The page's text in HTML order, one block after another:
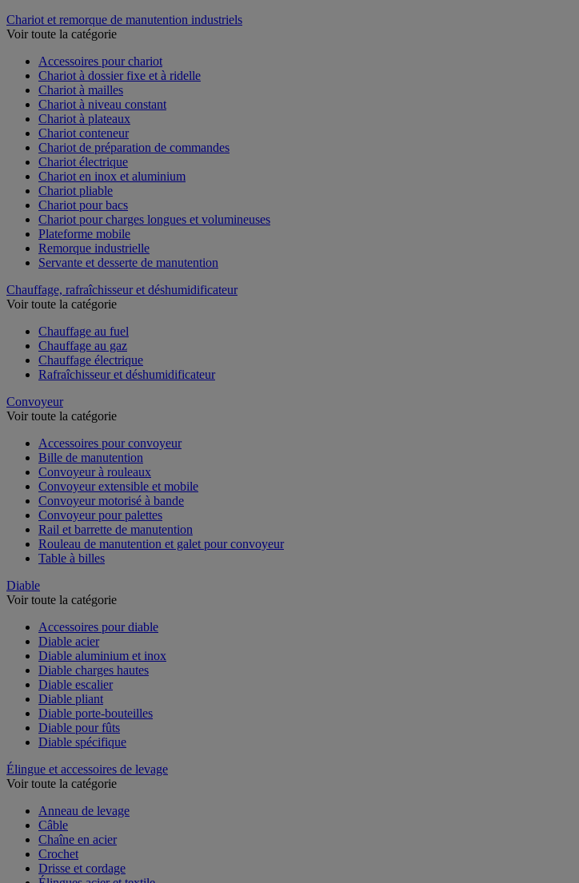
Chariot et remorque de manutention industriels
Voir toute la catégorie
Accessoires pour chariot
Chariot à dossier fixe et à ridelle
Chariot à mailles
Chariot à niveau constant
Chariot à plateaux
Chariot conteneur
Chariot de préparation de commandes
Chariot électrique
Chariot en inox et aluminium
Chariot pliable
Chariot pour bacs
Chariot pour charges longues et volumineuses
Plateforme mobile
Remorque industrielle
Servante et desserte de manutention
Chauffage, rafraîchisseur et déshumidificateur
Voir toute la catégorie
Chauffage au fuel
Chauffage au gaz
Chauffage électrique
Rafraîchisseur et déshumidificateur
Convoyeur
Voir toute la catégorie
Accessoires pour convoyeur
Bille de manutention
Convoyeur à rouleaux
Convoyeur extensible et mobile
Convoyeur motorisé à bande
Convoyeur pour palettes
Rail et barrette de manutention
Rouleau de manutention et galet pour convoyeur
Table à billes
Diable
Voir toute la catégorie
Accessoires pour diable
Diable acier
Diable aluminium et inox
Diable charges hautes
Diable escalier
Diable pliant
Diable porte-bouteilles
Diable pour fûts
Diable spécifique
Élingue et accessoires de levage
Voir toute la catégorie
Anneau de levage
Câble
Chaîne en acier
Crochet
Drisse et cordage